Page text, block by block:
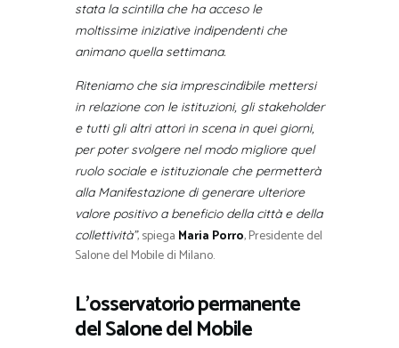
stata la scintilla che ha acceso le
moltissime iniziative indipendenti che
animano quella settimana.
Riteniamo che sia imprescindibile mettersi
in relazione con le istituzioni, gli stakeholder
e tutti gli altri attori in scena in quei giorni,
per poter svolgere nel modo migliore quel
ruolo sociale e istituzionale che permetterà
alla Manifestazione di generare ulteriore
valore positivo a beneficio della città e della
collettività”, spiega Maria Porro, Presidente del
Salone del Mobile di Milano.
L’osservatorio permanente
del Salone del Mobile